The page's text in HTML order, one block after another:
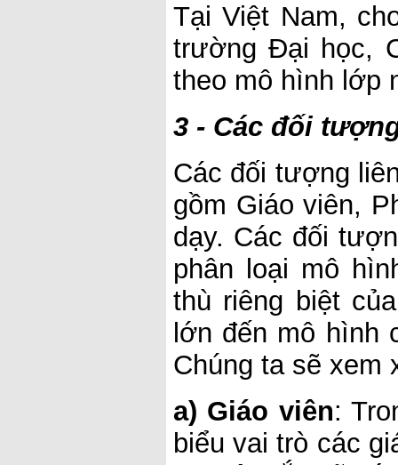
Tại Việt Nam,
trường Đại học,
theo mô hình lớp
3 - Các đối
Các đối tượng
gồm Giáo viên,
dạy. Các đối
phân loại mô
thù riêng biệt
lớn đến mô hình
Chúng ta sẽ xem
a) Giáo viên:
biểu vai trò các